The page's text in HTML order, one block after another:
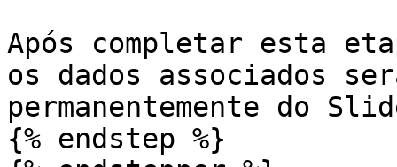
Após completar esta
os dados associados
permanentemente do
{% endstep %}